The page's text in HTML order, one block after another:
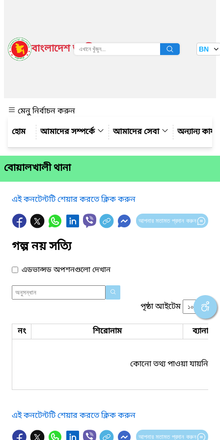
বাংলাদেশ জাতীয় তথ্য বাতায়ন BN
মেনু নির্বাচন করুন
আমাদের সম্পর্কে
আমাদের সেবা অন্যান্য
বোয়ালখালী থানা
এই কনটেন্টটি শেয়ার করতে ক্লিক করুন
আপনার মতামত প্রদান করুন
গল্প নয় সত্যি
এডভান্সড অপশনগুলো দেখান
পৃষ্ঠা আইটেম
নং শিরোনাম ব্যানার
কোনো তথ্য পাওয়া যায়নি।
এই কনটেন্টটি শেয়ার করতে ক্লিক করুন
আপনার মতামত প্রদান করুন